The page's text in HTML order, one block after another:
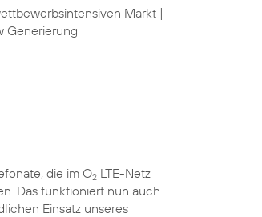
Markt |
Generierung
die im O2 LTE-Netz
Das funktioniert nun auch
Einsatz unseres